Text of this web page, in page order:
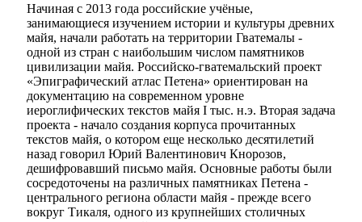
Начиная с 2013 года российские учёные,
занимающиеся изучением истории и культуры древних
майя, начали работать на территории Гватемалы -
одной из стран с наибольшим числом памятников
цивилизации майя. Российско-гватемальский проект
«Эпиграфический атлас Петена» ориентирован на
документацию на современном уровне
иероглифических текстов майя I тыс. н.э. Вторая задача
проекта - начало создания корпуса прочитанных
текстов майя, о котором еще несколько десятилетий
назад говорил Юрий Валентинович Кнорозов,
дешифровавший письмо майя. Основные работы были
сосредоточены на различных памятниках Петена -
центрального региона области майя - прежде всего
вокруг Тикаля, одного из крупнейших столичных